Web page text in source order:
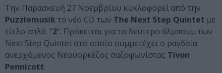
Την Παρασκευή 27 Νοεμβρίου κυκλοφορεί από την
Puzzlemusik το νέο CD των The Next Step Quintet με
τίτλο απλά “2“. Πρόκειται για το δεύτερο άλμπουμ των
Next Step Quintet στο οποίο συμμετέχει ο ραγδαία
ανερχόμενος Νεοϋορκέζος σαξοφωνίστας Tivon
Pennicott.